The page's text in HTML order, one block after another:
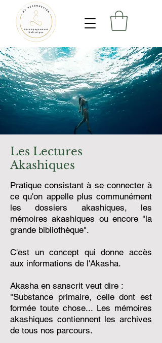
Les Lectures
Akashiques
Pratique consistant à se connecter à
ce qu'on appelle plus communément
les dossiers akashiques, les
mémoires akashiques ou encore "la
grande bibliothèque".
C'est un concept qui donne accès
aux informations de l'Akasha.
Akasha en sanscrit veut dire :
"Substance primaire, celle dont est
formée toute chose... Les mémoires
akashiques contiennent les archives
de tous nos parcours.